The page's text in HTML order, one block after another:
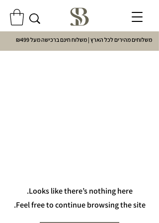
משלוחים מהירים לכל הארץ | משלוח חינם ברכישה מעל ₪499
Looks like there’s nothing here.
Feel free to continue browsing the site.